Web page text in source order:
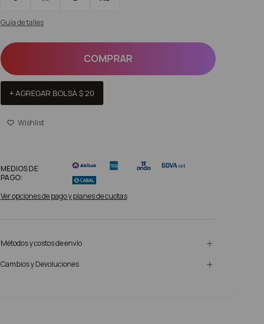
Guía de talles
COMPRAR
+ AGREGAR BOLSA$ 20
MEDIOS DE
PAGO:
Ver opciones de pago y planes de cuotas
Métodos y costos de envío
Cambios y Devoluciones